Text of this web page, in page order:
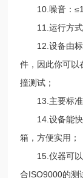
10.噪音：
11.运行方式
12.设备由标
件，因此你可以
撞测试；
13.主要标准
14.设备能快
箱，方便实用；
15.仪器可以
合ISO9000的测